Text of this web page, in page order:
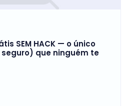
SEM HACK — o único
que ninguém te